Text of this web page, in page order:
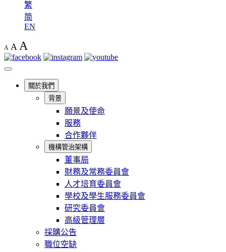
繁
简
EN
A A A
關於我們
背景
願景及使命
服務
合作夥伴
機構管治架構
董事局
財務及常務委員會
人才培育委員會
學校及學生服務委員會
研究委員會
高級管理層
採購公告
職位空缺